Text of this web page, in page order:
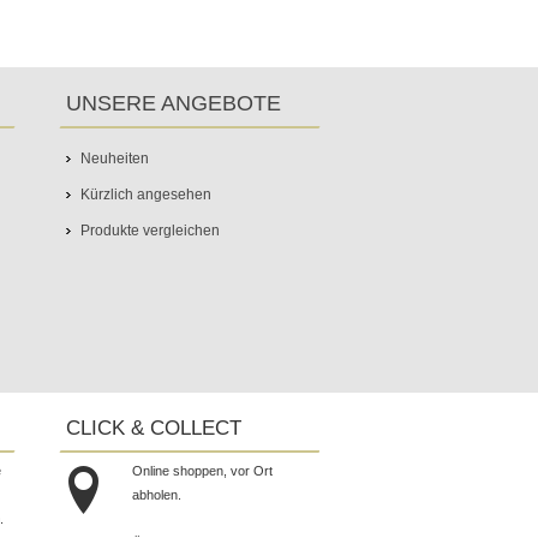
UNSERE ANGEBOTE
Neuheiten
Kürzlich angesehen
Produkte vergleichen
CLICK & COLLECT
Online shoppen, vor Ort
abholen.